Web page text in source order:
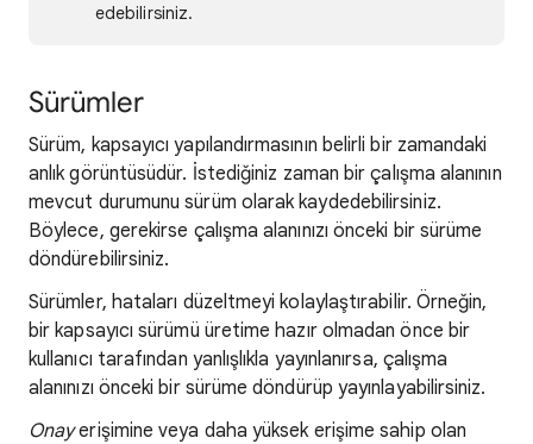
edebilirsiniz.
Sürümler
Sürüm, kapsayıcı yapılandırmasının belirli bir zamandaki
anlık görüntüsüdür. İstediğiniz zaman bir çalışma alanının
mevcut durumunu sürüm olarak kaydedebilirsiniz.
Böylece, gerekirse çalışma alanınızı önceki bir sürüme
döndürebilirsiniz.
Sürümler, hataları düzeltmeyi kolaylaştırabilir. Örneğin,
bir kapsayıcı sürümü üretime hazır olmadan önce bir
kullanıcı tarafından yanlışlıkla yayınlanırsa, çalışma
alanınızı önceki bir sürüme döndürüp yayınlayabilirsiniz.
Onayerişimine veya daha yüksek erişime sahip olan